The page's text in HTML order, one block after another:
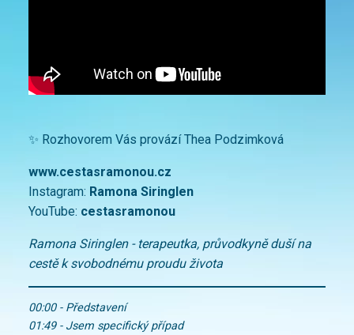
✨ Rozhovorem Vás provází Thea Podzimková
www.cestasramonou.cz
Instagram: Ramona Siringlen
YouTube: cestasramonou
Ramona Siringlen - terapeutka, průvodkyně duší na
cestě k svobodnému proudu života
00:00 - Představení
01:49 - Jsem specifický případ